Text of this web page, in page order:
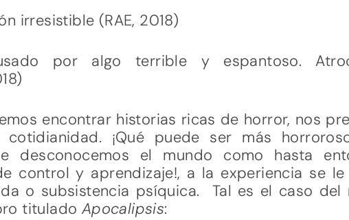
irresistible (RAE, 2018)
por algo terrible y espantoso.
encontrar historias ricas de horror, nos
¡Qué puede ser más
desconocemos el mundo como hasta
control y aprendizaje!, a la experiencia se le
o subsistencia psíquica. Tal es el caso del
titulado Apocalipsis: